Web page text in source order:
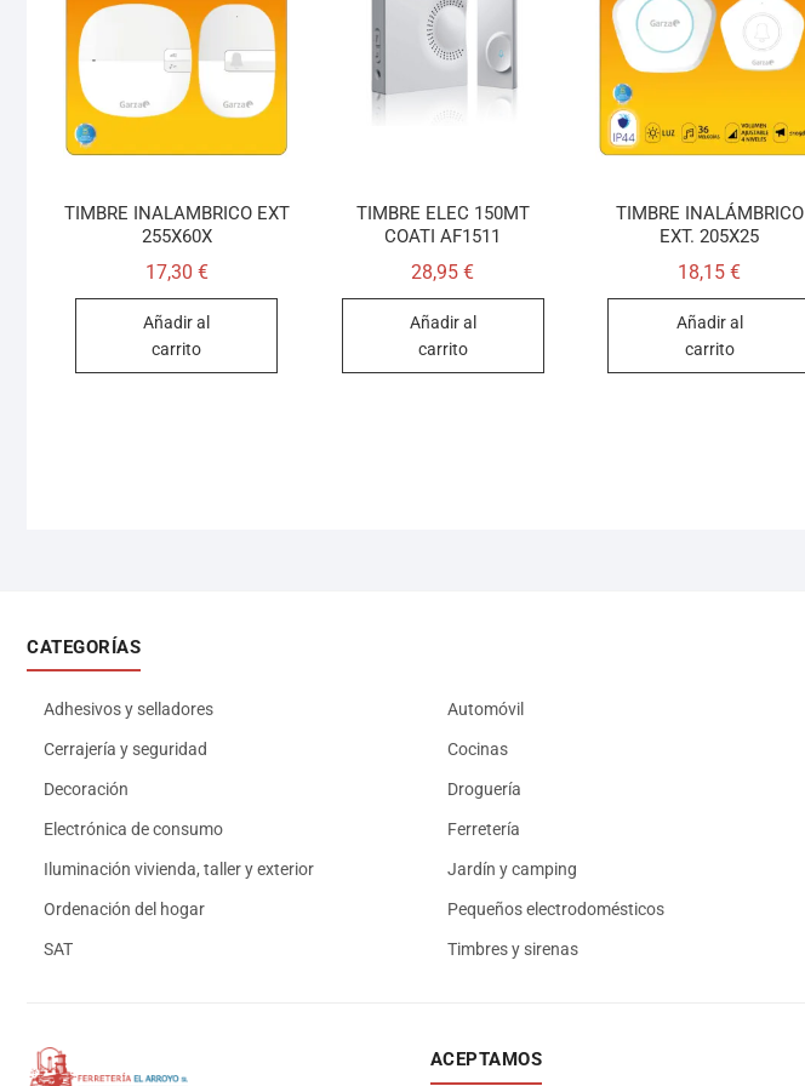
TIMBRE INALAMBRICO EXT
255X60X
17,30 €
Añadir al
carrito
TIMBRE ELEC 150MT
COATI AF1511
28,95€
Añadir al
carrito
TIMBRE INALÁMBRICO
EXT. 205X25
18,15€
Añadir al
carrito
CATEGORÍAS
Adhesivos y selladores Automóvil
Cerrajería y seguridad Cocinas
Decoración Droguería
Electrónica de consumo Ferretería
Iluminación vivienda, taller y exterior Jardín y camping
Ordenación del hogar Pequeños electrodomésticos
SAT Timbres y sirenas
ACEPTAMOS